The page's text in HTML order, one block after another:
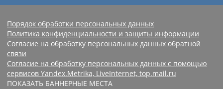
Порядок обработки персональных данных
Политика конфиденциальности и защиты информации
Согласие на обработку персональных данных обратной
связи
Согласие на обработку персональных данных с помощью
сервисов Yandex.Metrika, LiveInternet, top.mail.ru
ПОКАЗАТЬ БАННЕРНЫЕ МЕСТА